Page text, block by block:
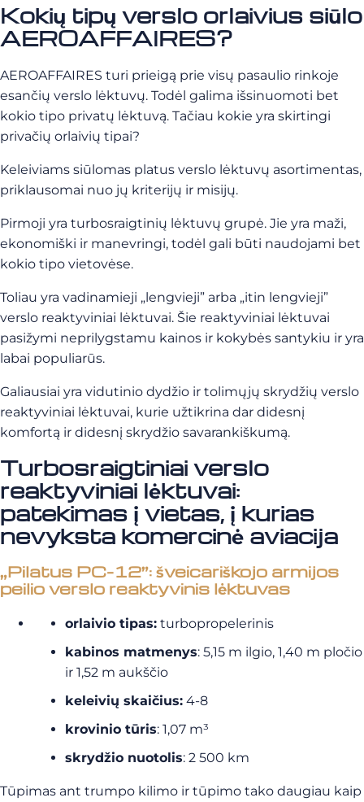
Kokių tipų verslo orlaivius siūlo
AEROAFFAIRES?
AEROAFFAIRES turi prieigą prie visų pasaulio rinkoje
esančių verslo lėktuvų. Todėl galima išsinuomoti bet
kokio tipo privatų lėktuvą. Tačiau kokie yra skirtingi
privačių orlaivių tipai?
Keleiviams siūlomas platus verslo lėktuvų asortimentas,
priklausomai nuo jų kriterijų ir misijų.
Pirmoji yra turbosraigtinių lėktuvų grupė. Jie yra maži,
ekonomiški ir manevringi, todėl gali būti naudojami bet
kokio tipo vietovėse.
Toliau yra vadinamieji „lengvieji” arba „itin lengvieji”
verslo reaktyviniai lėktuvai. Šie reaktyviniai lėktuvai
pasižymi neprilygstamu kainos ir kokybės santykiu ir yra
labai populiarūs.
Galiausiai yra vidutinio dydžio ir tolimųjų skrydžių verslo
reaktyviniai lėktuvai, kurie užtikrina dar didesnį
komfortą ir didesnį skrydžio savarankiškumą.
Turbosraigtiniai verslo
reaktyviniai lėktuvai:
patekimas į vietas, į kurias
nevyksta komercinė aviacija
„Pilatus PC-12”: šveicariškojo armijos
peilio verslo reaktyvinis lėktuvas
orlaivio tipas: turbopropelerinis
kabinos matmenys: 5,15 m ilgio, 1,40 m pločio
ir 1,52 m aukščio
keleivių skaičius: 4-8
krovinio tūris: 1,07 m³
skrydžio nuotolis: 2 500 km
Tūpimas ant trumpo kilimo ir tūpimo tako daugiau kaip